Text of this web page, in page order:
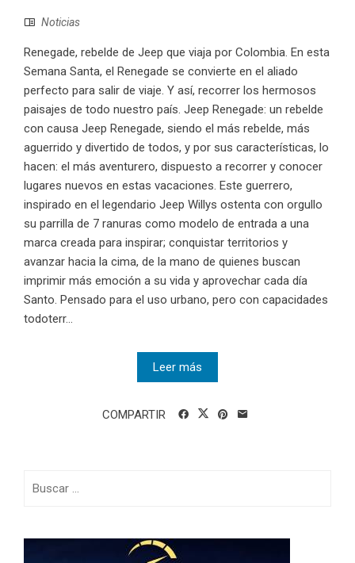
Noticias
Renegade, rebelde de Jeep que viaja por Colombia. En esta
Semana Santa, el Renegade se convierte en el aliado
perfecto para salir de viaje. Y así, recorrer los hermosos
paisajes de todo nuestro país. Jeep Renegade: un rebelde
con causa Jeep Renegade, siendo el más rebelde, más
aguerrido y divertido de todos, y por sus características, lo
hacen: el más aventurero, dispuesto a recorrer y conocer
lugares nuevos en estas vacaciones. Este guerrero,
inspirado en el legendario Jeep Willys ostenta con orgullo
su parrilla de 7 ranuras como modelo de entrada a una
marca creada para inspirar; conquistar territorios y
avanzar hacia la cima, de la mano de quienes buscan
imprimir más emoción a su vida y aprovechar cada día
Santo. Pensado para el uso urbano, pero con capacidades
todoterr...
Leer más
COMPARTIR